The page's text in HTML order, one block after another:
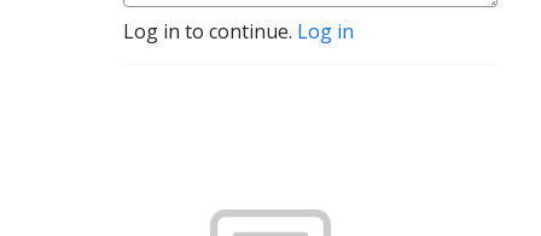
Log in to continue. Log in